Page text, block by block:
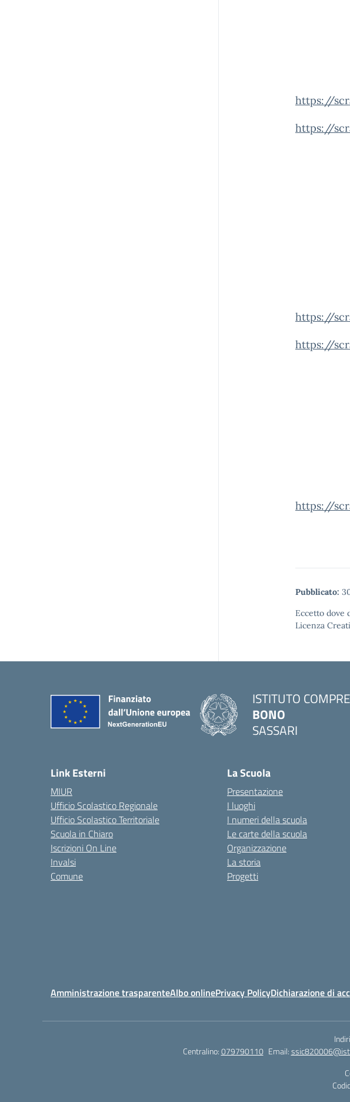
https://
https://
https://
https://
https://
Pubblicato:
Eccetto dove
Licenza
ISTITUTO
BONO
SASSARI
Link Esterni
MIUR
Ufficio Scolastico Regionale
Ufficio Scolastico Territoriale
Scuola in Chiaro
Iscrizioni On Line
Invalsi
Comune
La Scuola
Presentazione
I luoghi
I numeri della scuola
Le carte della scuola
Organizzazione
La storia
Progetti
Amministrazione trasparenteAlbo onlinePrivacy PolicyDichiarazione di
Centralino:079790110 Email: